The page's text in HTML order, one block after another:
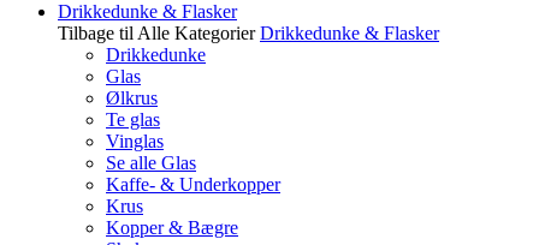
Drikkedunke & Flasker
Tilbage til Alle Kategorier Drikkedunke & Flasker
Drikkedunke
Glas
Ølkrus
Te glas
Vinglas
Se alle Glas
Kaffe- & Underkopper
Krus
Kopper & Bægre